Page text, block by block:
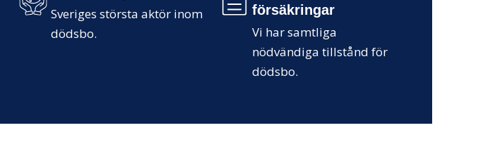
Sveriges största aktör inom
dödsbo.
försäkringar
Vi har samtliga
nödvändiga tillstånd för
dödsbo.